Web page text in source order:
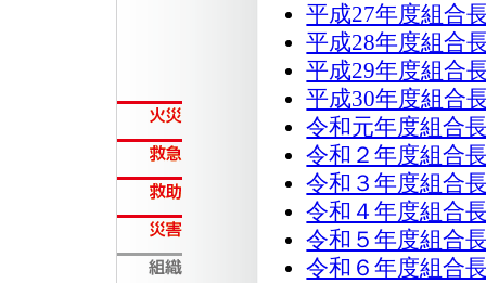
平成27年度組合
平成28年度組合
平成29年度組合
平成30年度組合
令和元年度組合
令和２年度組合
令和３年度組合
令和４年度組合
令和５年度組合
令和６年度組合